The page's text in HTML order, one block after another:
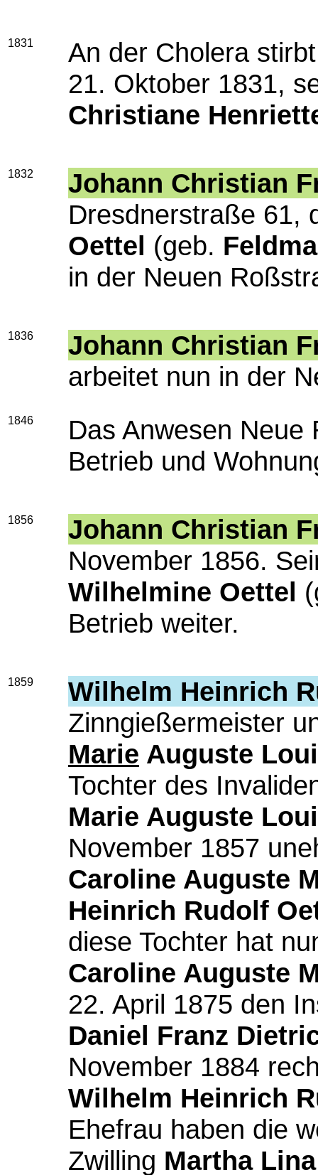
1831
An der Cholera
21. Oktober 1831,
Christiane
1832
Johann Christian
Dresdnerstraße 61,
Oettel (geb.
in der Neuen
1836
Johann Christian
arbeitet nun in der
1846
Das Anwesen
Betrieb und
1856
Johann Christian
November 1856.
Wilhelmine Oettel
Betrieb weiter.
1859
Wilhelm Heinrich
Zinngießermeister
Marie Auguste
Tochter des
Marie Auguste
November 1857
Caroline Auguste
Heinrich Rudolf
diese Tochter hat
Caroline Auguste
22. April 1875 den
Daniel Franz
November 1884
Wilhelm Heinrich
Ehefrau haben die
Zwilling Martha